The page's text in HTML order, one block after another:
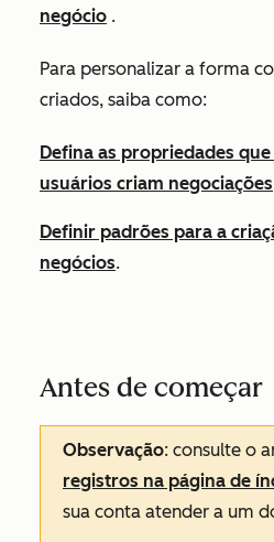
negócio .
Para personalizar a forma
criados, saiba como:
Defina as propriedades
usuários criam negociações
Definir padrões para a
negócios.
Antes de começar
Observação: consulte o
registros na página de
sua conta atender a um